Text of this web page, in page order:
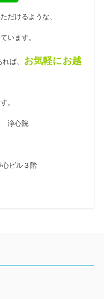
だけるような、
います。
ば、 お気軽にお越
。
浄心院
ビル３階